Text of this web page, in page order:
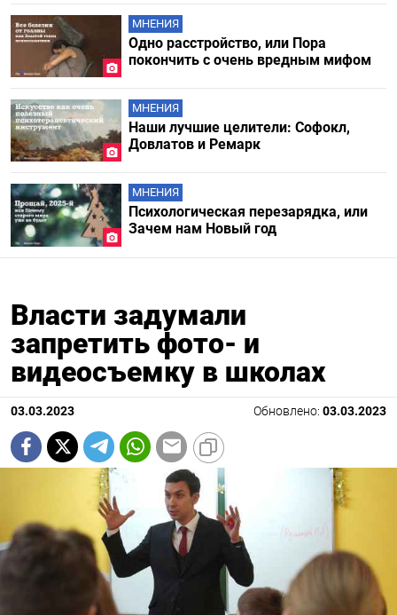
МНЕНИЯ
Одно расстройство, или Пора
покончить с очень вредным мифом
МНЕНИЯ
Наши лучшие целители: Софокл,
Довлатов и Ремарк
МНЕНИЯ
Психологическая перезарядка, или
Зачем нам Новый год
Власти задумали
запретить фото- и
видеосъемку в школах
03.03.2023 Обновлено: 03.03.2023